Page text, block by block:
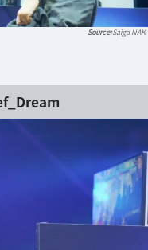
Saiga NAK